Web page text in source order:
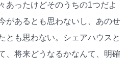
あったけどそのうちの1つだよ
があるとも思わないし、あのせ
とも思わない。シェアハウスと
、将来どうなるかなんて、明確